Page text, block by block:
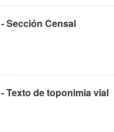
Sección Censal
Texto de toponimia vial